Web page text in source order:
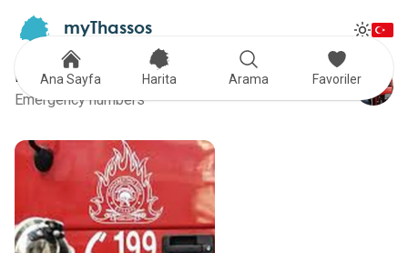
myThassos
İtfaiye
Emergency numbers
Ana Sayfa Harita Arama Favoriler